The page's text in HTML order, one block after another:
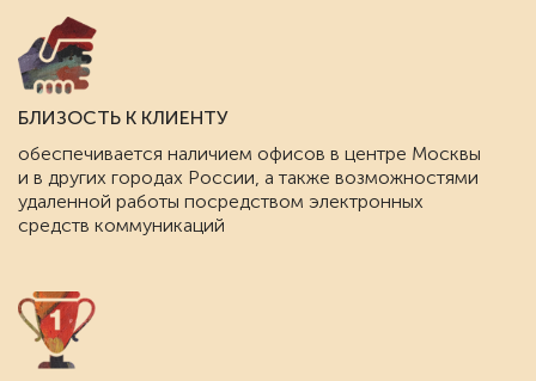
БЛИЗОСТЬ К КЛИЕНТУ
обеспечивается наличием офисов в центре Москвы
и в других городах России, а также возможностями
удаленной работы посредством электронных
средств коммуникаций